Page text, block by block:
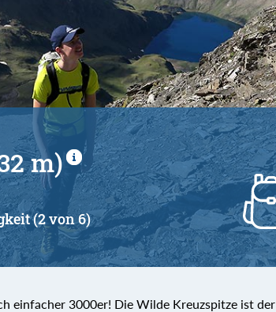
m)
(2 von 6)
einfacher 3000er! Die Wilde Kreuzspitze ist der